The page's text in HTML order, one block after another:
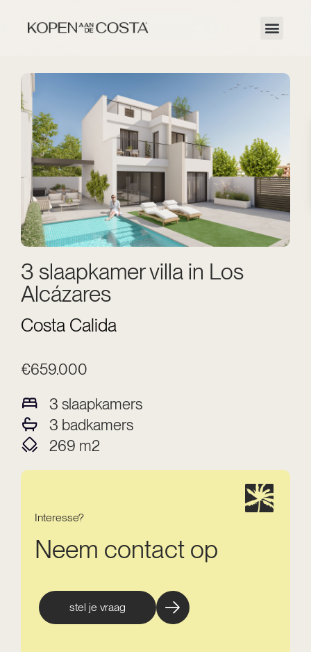
3 slaapkamer villa in Los
Alcázares
Costa Calida
€659.000
3 slaapkamers
3 badkamers
269 m2
Interesse?
Neem contact op
stel je vraag